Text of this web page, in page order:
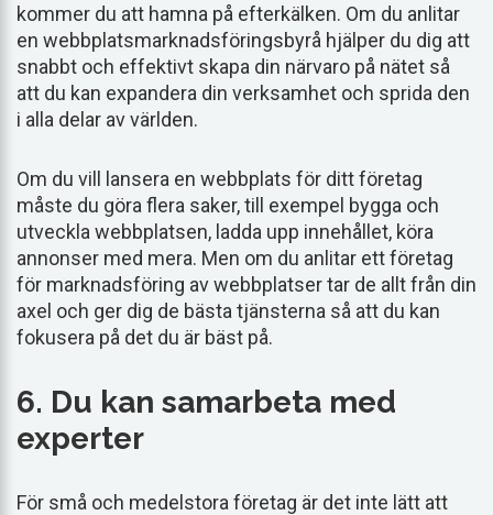
kommer du att hamna på efterkälken. Om du anlitar
en webbplatsmarknadsföringsbyrå hjälper du dig att
snabbt och effektivt skapa din närvaro på nätet så
att du kan expandera din verksamhet och sprida den
i alla delar av världen.
Om du vill lansera en webbplats för ditt företag
måste du göra flera saker, till exempel bygga och
utveckla webbplatsen, ladda upp innehållet, köra
annonser med mera. Men om du anlitar ett företag
för marknadsföring av webbplatser tar de allt från din
axel och ger dig de bästa tjänsterna så att du kan
fokusera på det du är bäst på.
6. Du kan samarbeta med
experter
För små och medelstora företag är det inte lätt att